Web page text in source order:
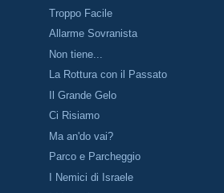
Troppo Facile
Allarme Sovranista
Non tiene...
La Rottura con il Passato
Il Grande Gelo
Ci Risiamo
Ma an'do vai?
Parco e Parcheggio
I Nemici di Israele